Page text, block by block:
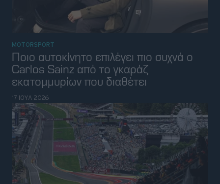
MOTORSPORT
Ποιο αυτοκίνητο επιλέγει πιο συχνά ο
Carlos Sainz από το γκαράζ
εκατομμυρίων που διαθέτει
17 ΙΟΥΛ 2026